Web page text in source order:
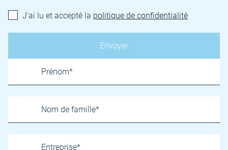
J'ai lu et accepté la politique de confidentialité